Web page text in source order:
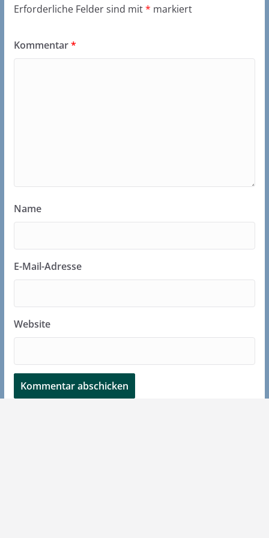
Erforderliche Felder sind mit* markiert
Kommentar*
Name
E-Mail-Adresse
Website